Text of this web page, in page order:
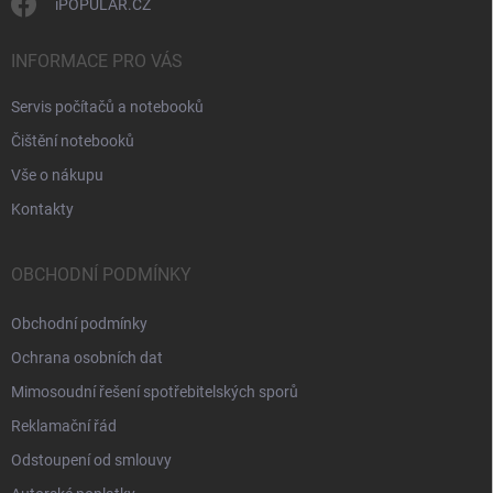
iPOPULAR.CZ
INFORMACE PRO VÁS
Servis počítačů a notebooků
Čištění notebooků
Vše o nákupu
Kontakty
OBCHODNÍ PODMÍNKY
Obchodní podmínky
Ochrana osobních dat
Mimosoudní řešení spotřebitelských sporů
Reklamační řád
Odstoupení od smlouvy